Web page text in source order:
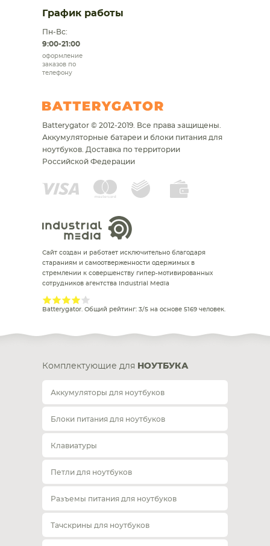
График работы
Пн-Вс:
9:00-21:00
оформление
заказов по
телефону
Batterygator © 2012-2019. Все права защищены.
Аккумуляторные батареи и блоки питания для
ноутбуков. Доставка по территории
Российской Федерации
Сайт создан и работает исключительно благодаря
стараниям и самоотверженности одержимых в
стремлении к совершенству гипер-мотивированных
сотрудников агентства Industrial Media
Batterygator. Общий рейтинг: 3/5 на основе 5169 человек.
Комплектующие для НОУТБУКА
Аккумуляторы для ноутбуков
Блоки питания для ноутбуков
Клавиатуры
Петли для ноутбуков
Разъемы питания для ноутбуков
Тачскрины для ноутбуков